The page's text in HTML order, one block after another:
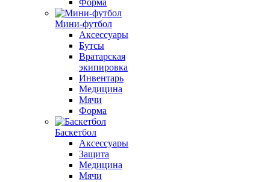
Форма
Мини-футбол
Аксессуары
Бутсы
Вратарская
экипировка
Инвентарь
Медицина
Мячи
Форма
Баскетбол
Аксессуары
Защита
Медицина
Мячи